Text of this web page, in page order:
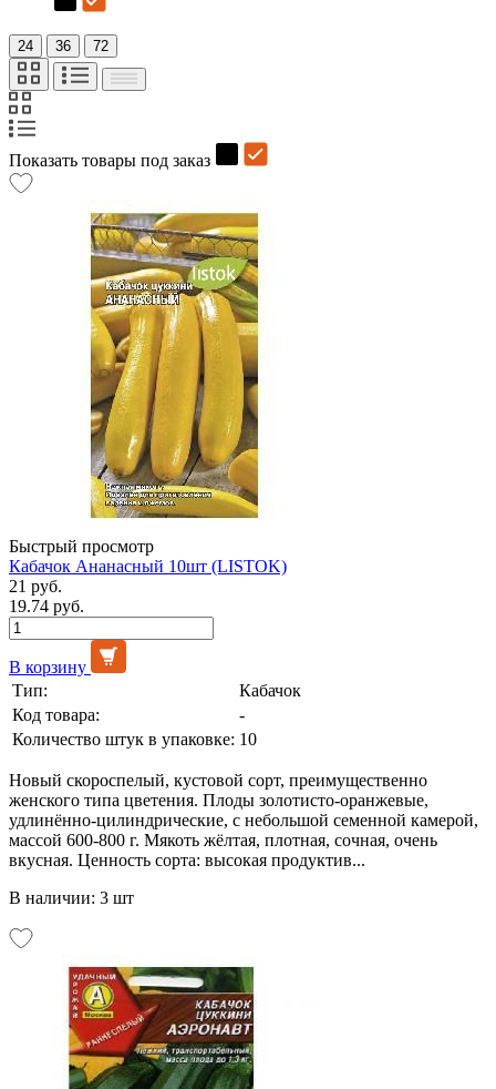
24 36 72
Показать товары под заказ
Быстрый просмотр
Кабачок Ананасный 10шт (LISTOK)
21 руб.
19.74 руб.
В корзину
Тип:
Кабачок
Код товара:
-
Количество штук в упаковке: 10
Новый скороспелый, кустовой сорт, преимущественно
женского типа цветения. Плоды золотисто-оранжевые,
удлинённо-цилиндрические, с небольшой семенной камерой,
массой 600-800 г. Мякоть жёлтая, плотная, сочная, очень
вкусная. Ценность сорта: высокая продуктив...
В наличии: 3 шт